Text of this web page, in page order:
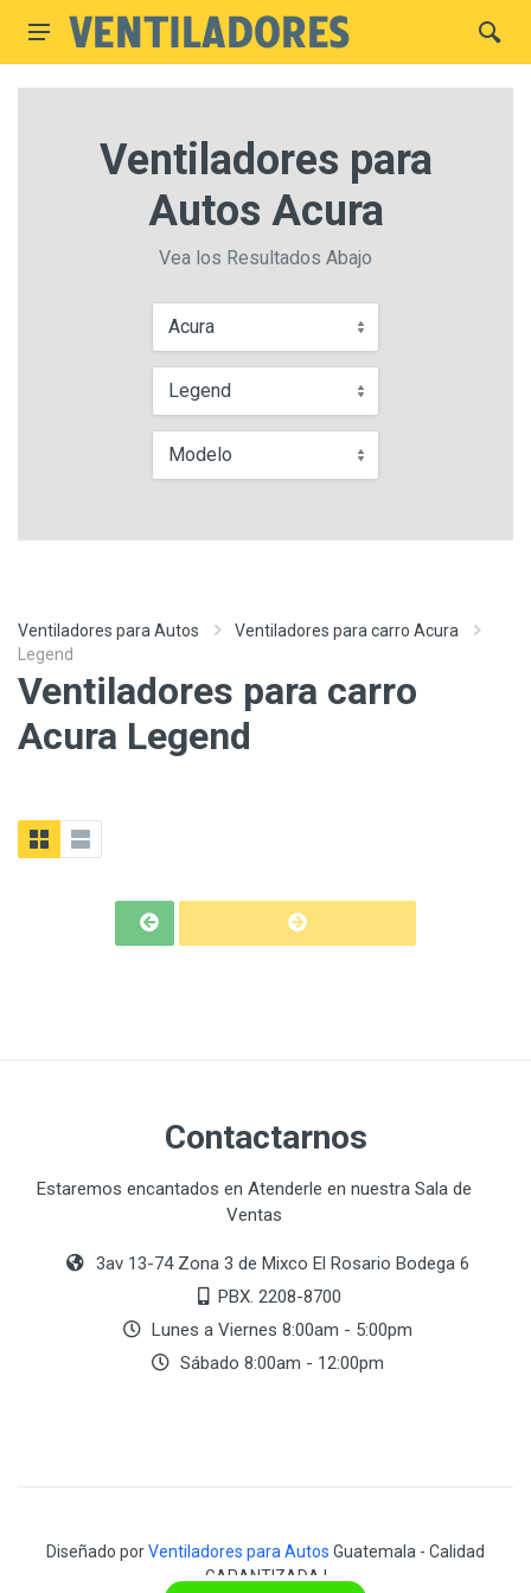
Ventiladores para
Autos Acura
Vea los Resultados Abajo
Acura
Legend
Modelo
Ventiladores para Autos
Ventiladores para carro Acura
Legend
Ventiladores para carro
Acura Legend
Contactarnos
Estaremos encantados en Atenderle en nuestra Sala de
Ventas
3av 13-74 Zona 3 de Mixco El Rosario Bodega 6
PBX. 2208-8700
Lunes a Viernes 8:00am - 5:00pm
Sábado 8:00am - 12:00pm
Diseñado porVentiladores para Autos Guatemala - Calidad
GARANTIZADA !